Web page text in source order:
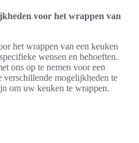
voor het wrappen van
het wrappen van een keuken
wensen en behoeften.
ons op te nemen voor een
mogelijkheden te
om uw keuken te wrappen.